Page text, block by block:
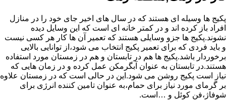
پکیج ها وسیله ای هستند که در سال های اخیر جای خود را در منازل
افراد باز کرده اند و در کمتر خانه ای است که این وسایل دیده
نشوند.پکیج ها جزو وسایلی هستند که تعمیر آن ها کار هر کسی نیست
و باید فردی که برای تعمیر پکیج انتخاب می شود،از توانایی بالایی
برخوردار باشد.پکیج ها هم در تابستان و هم در زمستان مورد استفاده
هستند.در تابستان به عنوان آبگرمکن عمل کرده و در زمان هایی که
نیاز است پکیج روشن می شود.این در حالی است که در زمستان علاوه
بر گرمای مورد نیاز برای حمام،به عنوان تامین کننده انرژی برای
شوفاژ،فن کوئل و …است.